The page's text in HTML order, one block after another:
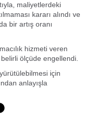
maliyetlerdeki
kararı alındı ve
bir artış oranı
hizmeti veren
ölçüde engellendi.
için
anlayışla